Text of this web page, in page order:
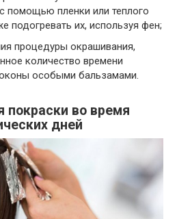
помощью пленки или теплого
подогревать их, используя фен;
процедуры окрашивания,
количество времени
особыми бальзамами.
покраски во время
дней